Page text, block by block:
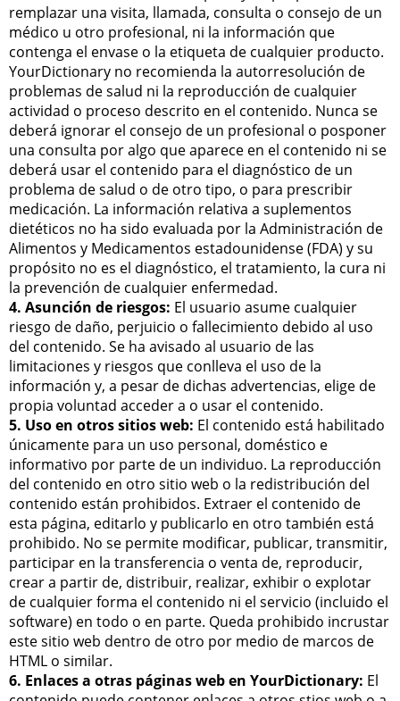
remplazar una visita, llamada, consulta o consejo de un
médico u otro profesional, ni la información que
contenga el envase o la etiqueta de cualquier producto.
YourDictionary no recomienda la autorresolución de
problemas de salud ni la reproducción de cualquier
actividad o proceso descrito en el contenido. Nunca se
deberá ignorar el consejo de un profesional o posponer
una consulta por algo que aparece en el contenido ni se
deberá usar el contenido para el diagnóstico de un
problema de salud o de otro tipo, o para prescribir
medicación. La información relativa a suplementos
dietéticos no ha sido evaluada por la Administración de
Alimentos y Medicamentos estadounidense (FDA) y su
propósito no es el diagnóstico, el tratamiento, la cura ni
la prevención de cualquier enfermedad.
4. Asunción de riesgos: El usuario asume cualquier
riesgo de daño, perjuicio o fallecimiento debido al uso
del contenido. Se ha avisado al usuario de las
limitaciones y riesgos que conlleva el uso de la
información y, a pesar de dichas advertencias, elige de
propia voluntad acceder a o usar el contenido.
5. Uso en otros sitios web: El contenido está habilitado
únicamente para un uso personal, doméstico e
informativo por parte de un individuo. La reproducción
del contenido en otro sitio web o la redistribución del
contenido están prohibidos. Extraer el contenido de
esta página, editarlo y publicarlo en otro también está
prohibido. No se permite modificar, publicar, transmitir,
participar en la transferencia o venta de, reproducir,
crear a partir de, distribuir, realizar, exhibir o explotar
de cualquier forma el contenido ni el servicio (incluido el
software) en todo o en parte. Queda prohibido incrustar
este sitio web dentro de otro por medio de marcos de
HTML o similar.
6. Enlaces a otras páginas web en YourDictionary: El